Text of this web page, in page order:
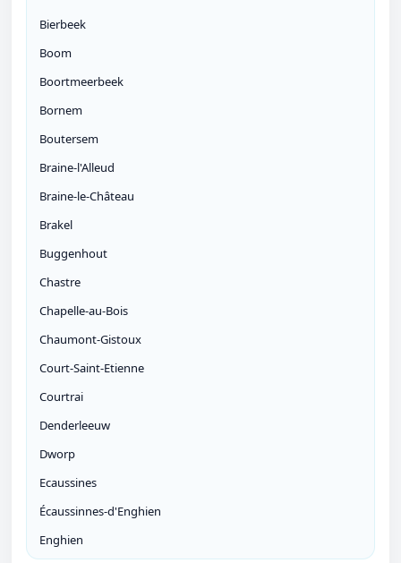
Bierbeek
Boom
Boortmeerbeek
Bornem
Boutersem
Braine-l'Alleud
Braine-le-Château
Brakel
Buggenhout
Chastre
Chapelle-au-Bois
Chaumont-Gistoux
Court-Saint-Etienne
Courtrai
Denderleeuw
Dworp
Ecaussines
Écaussinnes-d'Enghien
Enghien